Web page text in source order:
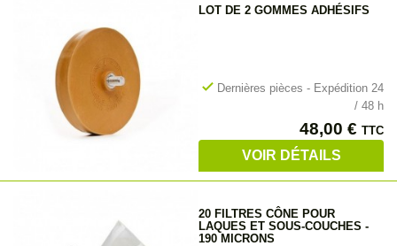
LOT DE 2 GOMMES ADHÉSIFS
check Dernières pièces - Expédition 24
/ 48 h
Prix
48,00 € TTC
VOIR DÉTAILS
20 FILTRES CÔNE POUR
LAQUES ET SOUS-COUCHES -
190 MICRONS